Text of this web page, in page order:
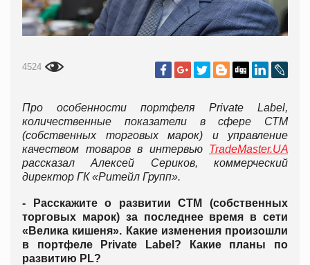
4524
Про особенности портфеля Private Label,
количественные показатели в сфере СТМ
(собственных торговых марок) и управление
качеством товаров в интервью TradeMaster.UA
рассказал Алексей Сериков, коммерческий
директор ГК «Ритейл Групп».
- Расскажите о развитии СТМ (собственных
торговых марок) за последнее время в сети
«Велика кишеня». Какие изменения произошли
в портфеле Private Label? Какие планы по
развитию PL?